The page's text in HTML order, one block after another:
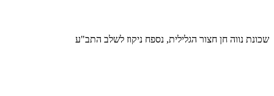
שכונת נווה חן חצור הגלילית, נספח ניקוז לשלב התב"ע